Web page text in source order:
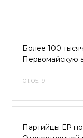
Более 100
Первомайскую
01.05.19
Партийцы ЕР